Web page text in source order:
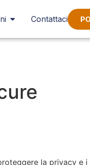
Contattaci
la privacy e